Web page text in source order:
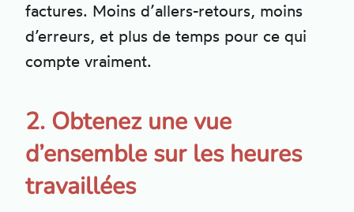
factures. Moins d’allers-retours, moins
d’erreurs, et plus de temps pour ce qui
compte vraiment.
2. Obtenez une vue
d’ensemble sur les heures
travaillées